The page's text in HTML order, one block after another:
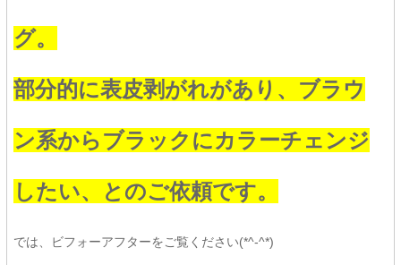
グ。
部分的に表皮剥がれがあり、ブラウ
ン系からブラックにカラーチェンジ
したい、とのご依頼です。
では、ビフォーアフターをご覧ください(*^-^*)